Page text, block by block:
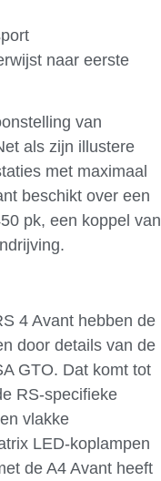
naar eerste
van
als zijn illustere
met maximaal
beschikt over een
pk, een koppel van
4 Avant hebben de
door details van de
GTO. Dat komt tot
RS-specifieke
vlakke
LED-koplampen
de A4 Avant heeft